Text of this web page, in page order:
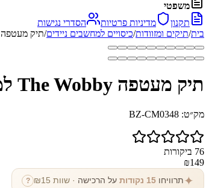
משפטי
תקנון
מדיניות פרטיות
הסדרי נגישות
בית/תיקים ומזוודות/כיסויים למחשבים ניידים/תיק מעטפה The Wobby למחשב 15.4 אינץ' קל משקל מבית כאמל מאונטין
תיק מעטפה The Wobby למחשב 15.4 אינץ' קל משקל מבית כאמל מאונטין
מק״ט: BZ-CM0348
76 ביקורות
₪149
✦ תרוויחו 15 נקודות על הרכישה · שוות ₪ 15
?